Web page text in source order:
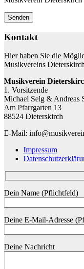
Kontakt
Hier haben Sie die
Musikvereins
Musikverein
1. Vorsitzende
Michael Selg & Andreas
Am Pfarrgarten 13
88524 Dieterskirch
E-Mail:
Impressum
Dein Name (Pflichtfeld)
Deine E-Mail-Adresse
Deine Nachricht